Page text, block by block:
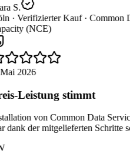
S.
· Verifizierter Kauf · Common
(NCE)
2026
Leistung stimmt
von Common Data
dank der mitgelieferten Schritte